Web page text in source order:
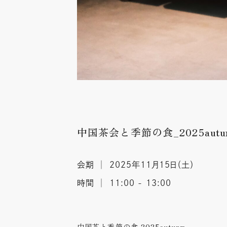
中国茶会と季節の食
会期 │ 2025年11月15日（土）
時間 │ 11:00 - 13:00